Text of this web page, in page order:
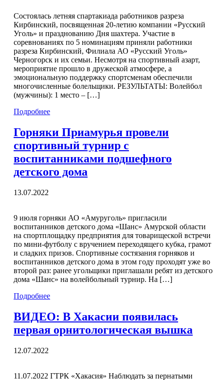
Состоялась летняя спартакиада работников разреза
Кирбинский, посвященная 20-летию компании «Русский
Уголь» и празднованию Дня шахтера. Участие в
соревнованиях по 5 номинациям приняли работники
разреза Кирбинский, Филиала АО «Русский Уголь»
Черногорск и их семьи. Несмотря на спортивный азарт,
мероприятие прошло в дружеской атмосфере, а
эмоциональную поддержку спортсменам обеспечили
многочисленные болельщики. РЕЗУЛЬТАТЫ: Волейбол
(мужчины): 1 место – […]
Подробнее
Горняки Приамурья провели
спортивный турнир с
воспитанниками подшефного
детского дома
13.07.2022
9 июля горняки АО «Амуруголь» пригласили
воспитанников детского дома «Шанс» Амурской области
на спортплощадку предприятия для товарищеской встречи
по мини-футболу с вручением переходящего кубка, грамот
и сладких призов. Спортивные состязания горняков и
воспитанников детского дома в этом году проходят уже во
второй раз: ранее угольщики приглашали ребят из детского
дома «Шанс» на волейбольный турнир. На […]
Подробнее
ВИДЕО: В Хакасии появилась
первая орнитологическая вышка
12.07.2022
11.07.2022 ГТРК «Хакасия» Наблюдать за пернатыми